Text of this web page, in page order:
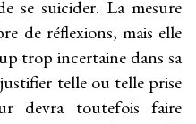
se suicider. La mesure
de réflexions, mais elle
trop incertaine dans sa
telle ou telle prise
devra toutefois faire